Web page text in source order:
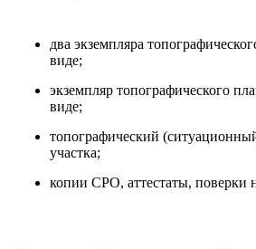
два экземпляра
виде;
экземпляр топографического
виде;
топографический
участка;
копии СРО, аттестаты, поверки